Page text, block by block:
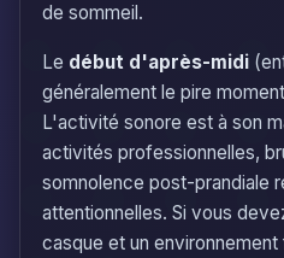
de sommeil.
Le début d'après-midi
généralement le pire
L'activité sonore est à son
activités professionnelles,
somnolence post-prandiale
attentionnelles. Si vous
casque et un